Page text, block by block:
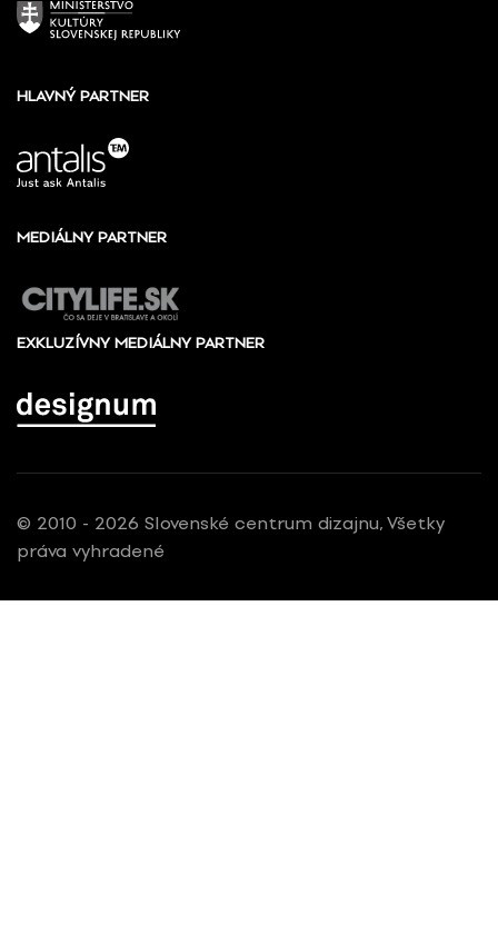
HLAVNÝ PARTNER
MEDIÁLNY PARTNER
EXKLUZÍVNY MEDIÁLNY PARTNER
© 2010 - 2026 Slovenské centrum dizajnu, Všetky
práva vyhradené